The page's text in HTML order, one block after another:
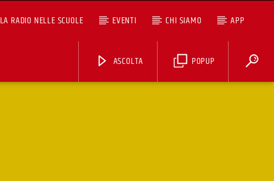
LA RADIO NELLE SCUOLE EVENTI CHI SIAMO APP
POPUP
ASCOLTA